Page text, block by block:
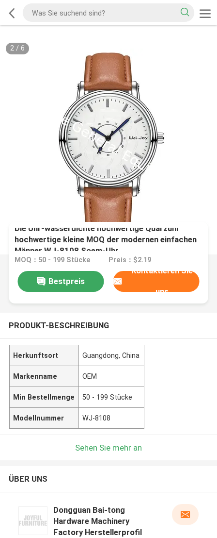
2/ 6
Die Uhr-wasserdichte hochwertige Quarzuhr
hochwertige kleine MOQ der modernen einfachen
Männer WJ-8108 Soem-Uhr
MOQ：50 - 199 Stücke Preis：$2.19
Bestpreis
Kontaktieren Sie
uns
PRODUKT-BESCHREIBUNG
Herkunftsort Guangdong, China
Markenname OEM
Min Bestellmenge 50 - 199 Stücke
Modellnummer WJ-8108
Sehen Sie mehr an
ÜBER UNS
Dongguan Bai-tong
Hardware Machinery
Factory Herstellerprofil